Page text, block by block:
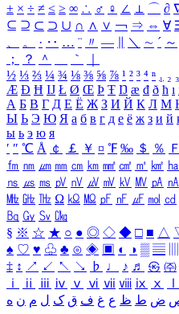
± × ÷ ≠ ≤ ≥ ∞ ∴ ♂ ♀ ∠ ⊥ ⌒ ∂
⊆ ⊇ ⊂ ⊃ ∪ ∩ ∧ ∨ ￢ ⇒ ⇔ ∀
、
。 · ‥ … ¨ 〃 ― ＼ ∼ ´ ～
；
？ ＾ ｀
½ ⅓ ⅔ ¼ ¾ ⅛ ⅜ ⅝ ⅞ ¹ ² ³ ⁴ ⁿ ₁ ₂ ₃
Æ Ð Ħ Ĳ Ł Ø Œ Þ Ŧ Ŋ æ đ ð ħ ı
А Б В Г Д Е Ё Ж З И Й К Л М
Ы Ь Э Ю Я а б в г д е ё ж з и й
ы ь э ю я
′ ″ ℃ Å ￠ ￡ ￥ ¤ ℉ ‰ ＄ ％ Ｆ
㎙ ㎚ ㎛ ㎜ ㎝ ㎞ ㎟ ㎠ ㎡ ㎢ ㏊
㎱ ㎲ ㎳ ㎴ ㎵ ㎶ ㎷ ㎸ ㎹ ㎀ ㎁
㎒ ㎓ ㎔ Ω ㏀ ㏁ ㎊ ㎋ ㎌ ㏖ ㏅
㏃ ㏉ ㏜ ㏆
§ ※ ☆ ★ ○ ● ◎ ◇ ◆ □ ■ △
♠ ♡ ♥ ♧ ♣ ⊙ ◈ ▣ ◐ ◑ ▒ ▤
‡ ↕ ↗ ↙ ↖ ↘ ♭ ♩ ♪ ♬ ㉿ ㈜
ⅰ
ⅱ ⅲ ⅳ ⅴ ⅵ ⅶ ⅷ ⅸ ⅹ
ض ط ظ ع غ ف ق ک ل م ن ه